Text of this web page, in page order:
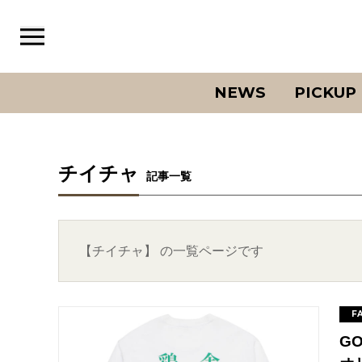
NEWS PICKUP
チイチャ 記事一覧
【チイチャ】 の一覧ページです